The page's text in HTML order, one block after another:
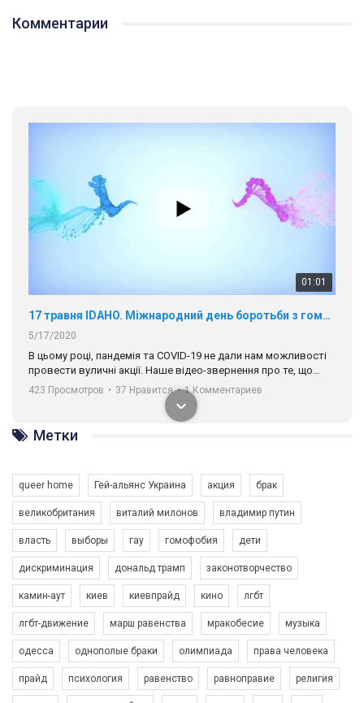
Комментарии
01:01
17 травня IDAHO. Міжнародний день боротьби з гомофобією трансфобією і біфобія.
5/17/2020
В цьому році, пандемія та COVІD-19 не дали нам можливості
провести вуличні акції. Наше відео-звернення про те, що
навіть коли ми у різних містах та не можемо зустрінеться, ми
разом. Ми закликаємо всіх хто поділяє цінності рівності та
солідарності, приєднатися до нас. Регіональні підрозділи
ГАУ є в 16 областях України.
Разом наш голос лунає гучніше!
423 Просмотров • 37 Нравится • 1 Комментариев
Зупинимо насильство проти ЛГБТ в Україні! Stop violence against LGBT in Ukraine!
6/30/2017
Емоційний та вражаючий промо-ролік на конкурс PACT, який
представляє програму "Гей-альянс Україна" з протидії
Метки
queer home Гей-альянс Украина акция брак
великобритания виталий милонов владимир путин
власть выборы гау гомофобия дети
дискриминация дональд трамп законотворчество
камин-аут киев киевпрайд кино лгбт
лгбт-движение марш равенства мракобесие музыка
одесса однополые браки олимпиада права человека
прайд психология равенство равноправие религия